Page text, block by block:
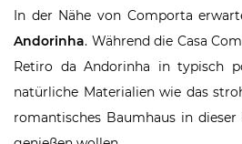
In der Nähe von Comporta
Andorinha. Während die Casa
Retiro da Andorinha in typisch
natürliche Materialien wie das
romantisches Baumhaus in